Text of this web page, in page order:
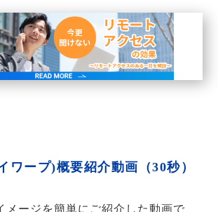
ワープ)概要紹介動画（30秒）
メージを簡単にご紹介した動画で